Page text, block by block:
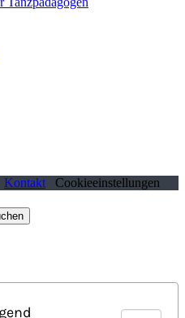
Kontakt Cookieeinstellungen